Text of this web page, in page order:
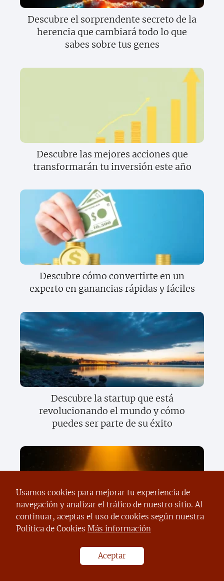
Descubre el sorprendente secreto de la
herencia que cambiará todo lo que
sabes sobre tus genes
Descubre las mejores acciones que
transformarán tu inversión este año
Descubre cómo convertirte en un
experto en ganancias rápidas y fáciles
Descubre la startup que está
revolucionando el mundo y cómo
puedes ser parte de su éxito
Descubre cómo el sector privado está
cambiando el mundo y lo que significa
para tu futuro
Usamos cookies para mejorar tu experiencia de
navegación y analizar el tráfico de nuestro sitio. Al
continuar, aceptas el uso de cookies según nuestra
Política de Cookies Más información
Aceptar